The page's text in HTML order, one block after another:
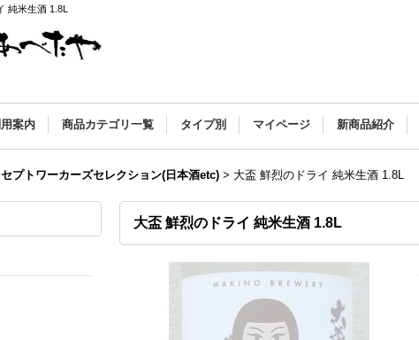
純米生酒 1.8L
案内 商品カテゴリ一覧 タイプ別 マイページ 新商品紹介
セプトワーカーズセレクション(日本酒etc) > 大盃 鮮烈のドライ 純米生酒 1.8L
大盃 鮮烈のドライ 純米生酒 1.8L